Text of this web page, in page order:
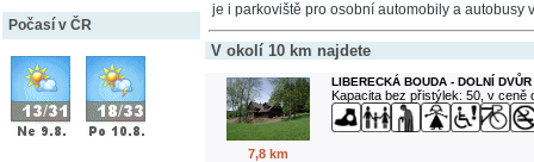
Počasí v ČR
je i parkoviště pro osobní automobily a autobusy
V okolí 10 km najdete
7,8 km
LIBERECKÁ BOUDA - DOLNÍ DVŮR
Kapacita bez přistýlek: 50, v ceně